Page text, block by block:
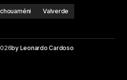
Valverde
by Leonardo Cardoso